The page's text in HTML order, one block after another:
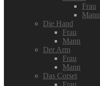
Frau
Mann
Die Hand
Frau
Mann
Der Arm
Frau
Mann
Das Corset
Frau